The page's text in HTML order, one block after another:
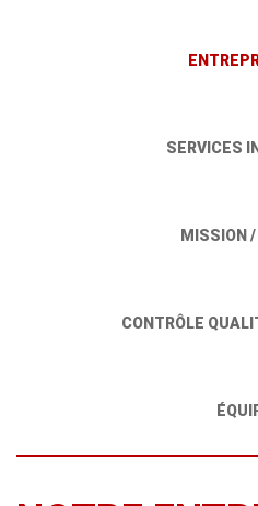
SERVICES
MISSION /
CONTRÔLE